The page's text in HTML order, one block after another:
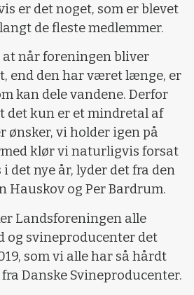
er det noget, som er blevet
de fleste medlemmer.
at når foreningen bliver
end den har været længe, er
kan dele vandene. Derfor
det kun er et mindretal af
ønsker, vi holder igen på
klør vi naturligvis forsat
det nye år, lyder det fra den
Hauskov og Per Bardrum.
Landsforeningen alle
og svineproducenter det
som vi alle har så hårdt
Danske Svineproducenter.